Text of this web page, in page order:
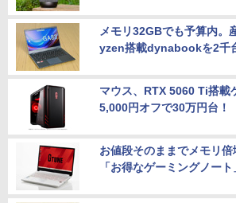
メモリ32GBでも予算内。
yzen搭載dynabookを2千
マウス、RTX 5060 Ti搭載
5,000円オフで30万円台！
お値段そのままでメモリ
「お得なゲーミングノート